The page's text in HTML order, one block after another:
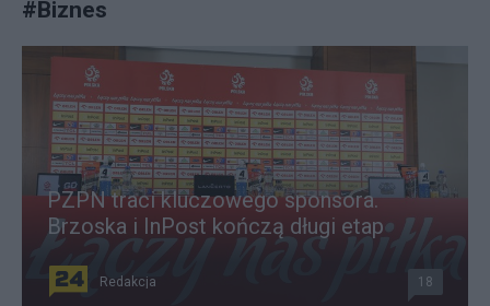
#Biznes
PZPN traci kluczowego sponsora.
Brzoska i InPost kończą długi etap
Redakcja 18